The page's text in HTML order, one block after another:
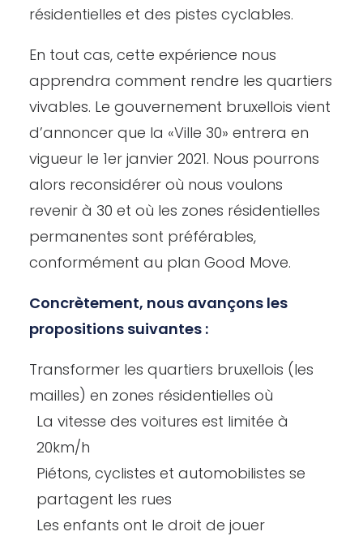
résidentielles et des pistes cyclables.
En tout cas, cette expérience nous
apprendra comment rendre les quartiers
vivables. Le gouvernement bruxellois vient
d’annoncer que la «Ville 30» entrera en
vigueur le 1er janvier 2021. Nous pourrons
alors reconsidérer où nous voulons
revenir à 30 et où les zones résidentielles
permanentes sont préférables,
conformément au plan Good Move.
Concrètement, nous avançons les
propositions suivantes :
Transformer les quartiers bruxellois (les
mailles) en zones résidentielles où
La vitesse des voitures est limitée à
20km/h
Piétons, cyclistes et automobilistes se
partagent les rues
Les enfants ont le droit de jouer